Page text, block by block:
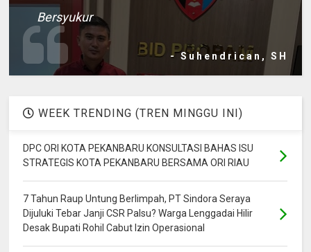
Bersyukur
- Suhendrican, SH
WEEK TRENDING (TREN MINGGU INI)
DPC ORI KOTA PEKANBARU KONSULTASI BAHAS ISU
STRATEGIS KOTA PEKANBARU BERSAMA ORI RIAU
7 Tahun Raup Untung Berlimpah, PT Sindora Seraya
Dijuluki Tebar Janji CSR Palsu? Warga Lenggadai Hilir
Desak Bupati Rohil Cabut Izin Operasional